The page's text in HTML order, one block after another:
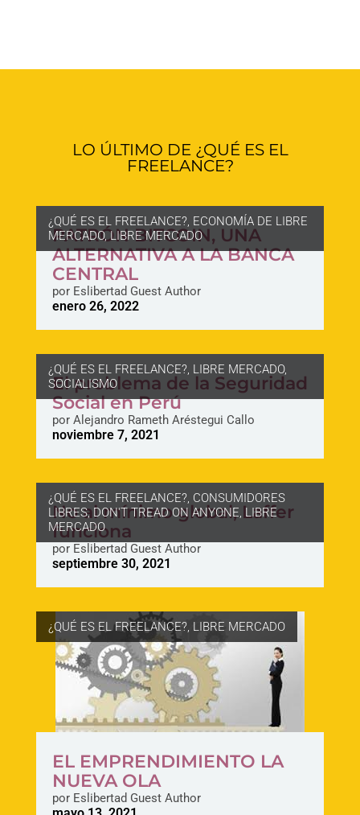
LO ÚLTIMO DE ¿QUÉ ES EL
FREELANCE?
¿QUÉ ES EL FREELANCE?, ECONOMÍA DE LIBRE
MERCADO,LIBRE MERCADO
PATRÓN BITCOIN, UNA
ALTERNATIVA A LA BANCA
CENTRAL
porEslibertad Guest Author
enero 26, 2022
¿QUÉ ES EL FREELANCE?, LIBRE MERCADO,
SOCIALISMO
El problema de la Seguridad
Social en Perú
porAlejandro Rameth Aréstegui Callo
noviembre 7, 2021
¿QUÉ ES EL FREELANCE?, CONSUMIDORES
LIBRES,DON'T TREAD ON ANYONE, LIBRE
MERCADO
No al mínimo global, Laffer
funciona
porEslibertad Guest Author
septiembre 30, 2021
¿QUÉ ES EL FREELANCE?, LIBRE MERCADO
EL EMPRENDIMIENTO LA
NUEVA OLA
porEslibertad Guest Author